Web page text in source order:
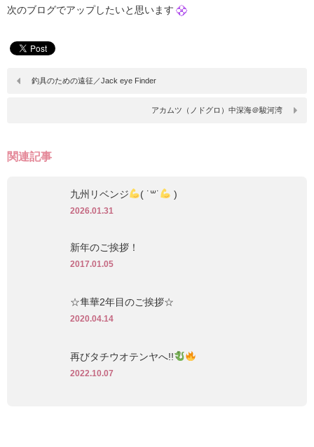
次のブログでアップしたいと思います
釣具のための遠征／Jack eye Finder
アカムツ（ノドグロ）中深海＠駿河湾
関連記事
九州リベンジ ( ˙꒳​˙ )
2026.01.31
新年のご挨拶！
2017.01.05
☆隼華2年目のご挨拶☆
2020.04.14
再びタチウオテンヤへ!!
2022.10.07